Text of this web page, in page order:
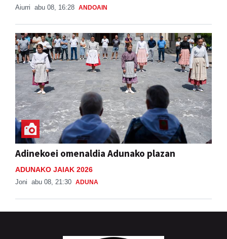
Aiurri abu 08, 16:28 ANDOAIN
Adinekoei omenaldia Adunako plazan
ADUNAKO JAIAK 2026
Joni abu 08, 21:30 ADUNA